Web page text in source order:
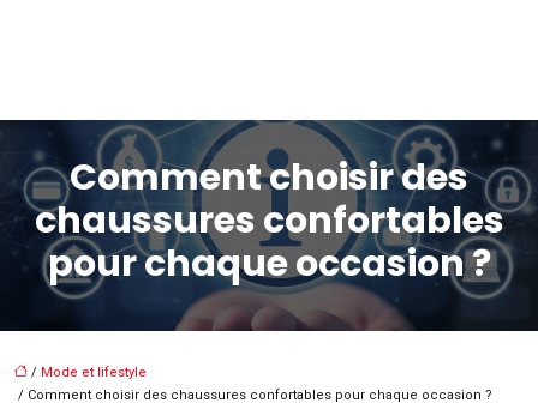
Comment choisir des
chaussures confortables
pour chaque occasion ?
/ Mode et lifestyle
/ Comment choisir des chaussures confortables pour chaque occasion ?